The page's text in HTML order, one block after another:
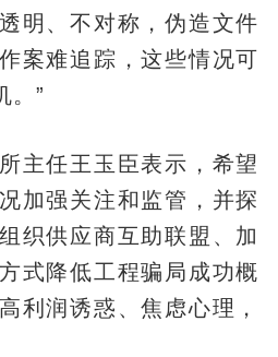
明、不对称，伪造文件
案难追踪，这些情况可
。”
主任王玉臣表示，希望
加强关注和监管，并探
织供应商互助联盟、加
式降低工程骗局成功概
利润诱惑、焦虑心理，